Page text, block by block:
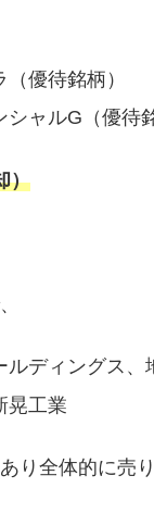
優待銘柄）
ャルG（優待
）
ルディングス
晃工業
り全体的に売り